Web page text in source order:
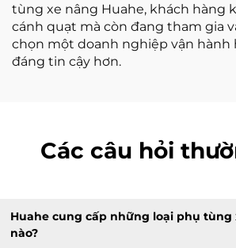
tùng xe nâng Huahe, khách hàng
cánh quạt mà còn đang tham gia
chọn một doanh nghiệp vận hành
đáng tin cậy hơn.
Các câu hỏi
Huahe cung cấp những loại phụ tùng
nào?